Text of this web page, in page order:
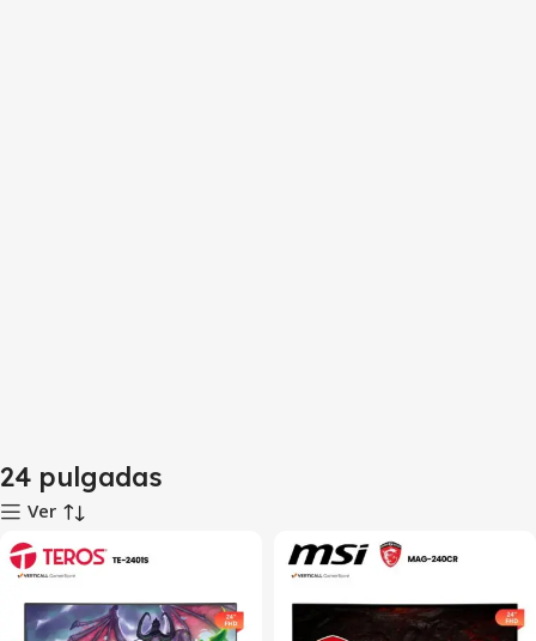
24 pulgadas
Ver